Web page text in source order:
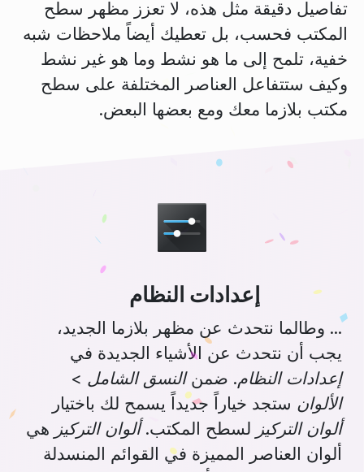
تفاصيل دقيقة مثل هذه، لا تعزز مظهر سطح
المكتب فحسب، بل تعطيك أيضاً ملاحظات شبه
خفية، تلمح إلى ما هو نشط وما هو غير نشط
وكيف ستتفاعل العناصر المختلفة على سطح
مكتب بلازما معك ومع بعضها البعض.
إعدادات النظام
... وطالما نتحدث عن مظهر بلازما الجديد،
يجب أن نتحدث عن الأشياء الجديدة في
إعدادات النظام. ضمنالنسق الشامل >
الألوان ستجد خياراً جديداً يسمح لك باختيار
ألوان التركيز لسطح المكتب.ألوان التركيز هي
ألوان العناصر المميزة في القوائم المنسدلة